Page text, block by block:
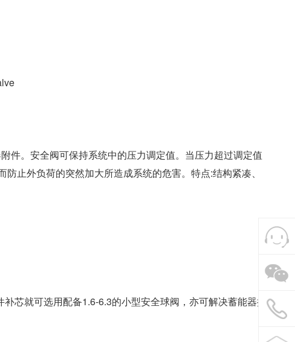
件。安全阀可保持系统中的压力调定值。当压力超过调定值
止外负荷的突然加大所造成系统的危害。特点:结构紧凑、
芯就可选用配备1.6-6.3的小型安全球阀，亦可解决蓄能器接